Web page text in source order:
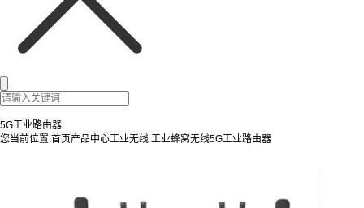
5G工业路由器
您当前位置:首页产品中心工业无线 工业蜂窝无线5G工业路由器